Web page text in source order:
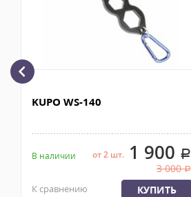
рублей. Документы отправляем с
Доставка по Москве, МО и
Отправку заказа курьерской
в течении 2-4х рабочих дней с
KUPO WS-140
В наличии от 2 шт.1 900 .
3 000.
К сравнению КУПИТЬ